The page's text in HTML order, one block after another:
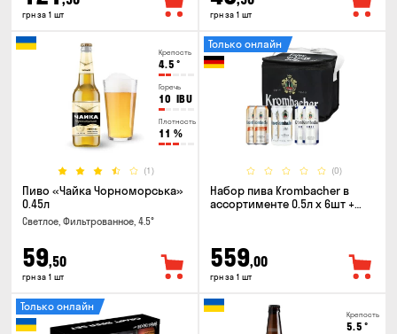
грн за 1 шт грн за 1 шт
Крепость
4.5 °
Горечь
10 IBU
Плотность
11 %
(1)
Пиво «Чайка Чорноморська»
0.45л
Светлое, Фильтрованное, 4.5°
59,50
грн за 1 шт
(0)
Только онлайн
Набор пива Krombacher в
ассортименте 0.5л х 6шт +
559,00
грн за 1 шт
Только онлайн
Крепость
5.5 °